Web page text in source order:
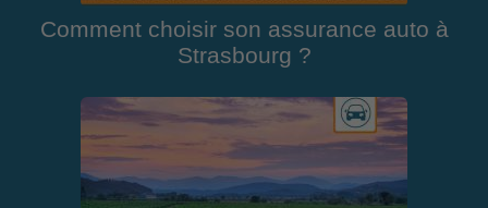
Comment choisir son assurance auto à
Strasbourg ?